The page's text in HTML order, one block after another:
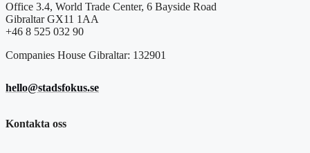
Office 3.4, World Trade Center, 6 Bayside Road
Gibraltar GX11 1AA
+46 8 525 032 90
Companies House Gibraltar: 132901
hello@stadsfokus.se
Kontakta oss